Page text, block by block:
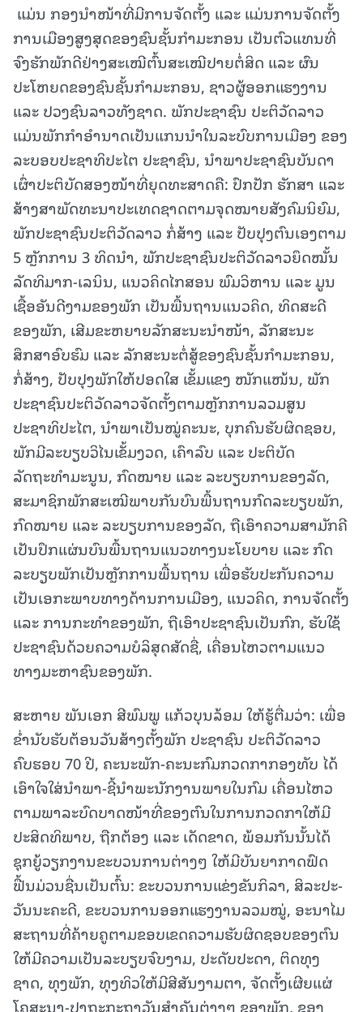
ແມ່ນ ກອງນໍາໜ້າທີ່ມີການຈັດຕັ້ງ ແລະ ແມ່ນການຈັດຕັ້ງ
ການເມືອງສູງສຸດຂອງຊົນຊັ້ນກຳມະກອນ ເປັນຕົວແທນທີ່
ຈົງຮັກພັກດີຢ່າງສະເໝີຕົ້ນສະເໝີປາຍຕໍ່ສິດ ແລະ ຜົນ
ປະໂຫຍດຂອງຊົນຊັ້ນກຳມະກອນ, ຊາວຜູ້ອອກແຮງງານ
ແລະ ປວງຊົນລາວທັງຊາດ. ພັກປະຊາຊົນ ປະຕິວັດລາວ
ແມ່ນພັກກຳອຳນາດເປັນແກນນໍາໃນລະບົບການເມືອງ ຂອງ
ລະບອບປະຊາທິປະໄຕ ປະຊາຊົນ, ນໍາພາປະຊາຊົນບັນດາ
ເຜົ່າປະຕິບັດສອງໜ້າທີ່ຍຸດທະສາດຄື: ປົກປັກ ຮັກສາ ແລະ
ສ້າງສາພັດທະນາປະເທດຊາດຕາມຈຸດໝາຍສັງຄົມນິຍົມ,
ພັກປະຊາຊົນປະຕິວັດລາວ ກໍ່ສ້າງ ແລະ ປັບປຸງຕົນເອງຕາມ
5 ຫຼັກການ 3 ທິດນໍາ, ພັກປະຊາຊົນປະຕິວັດລາວຍຶດໝັ້ນ
ລັດທິມາກ-ເລນິນ, ແນວຄິດໄກສອນ ພົມວິຫານ ແລະ ມູນ
ເຊື້ອອັນດີງາມຂອງພັກ ເປັນພື້ນຖານແນວຄິດ, ທິດສະດີ
ຂອງພັກ, ເສີມຂະຫຍາຍລັກສະນະນຳໜ້າ, ລັກສະນະ
ສຶກສາອົບຮົມ ແລະ ລັກສະນະຕໍ່ສູ້ຂອງຊົນຊັ້ນກຳມະກອນ,
ກໍ່ສ້າງ, ປັບປຸງພັກໃຫ້ປອດໃສ ເຂັ້ມແຂງ ໜັກແໜ້ນ, ພັກ
ປະຊາຊົນປະຕິວັດລາວຈັດຕັ້ງຕາມຫຼັກການລວມສູນ
ປະຊາທິປະໄຕ, ນໍາພາເປັນໝູ່ຄະນະ, ບຸກຄົນຮັບຜິດຊອບ,
ພັກມີລະບຽບວິໄນເຂັ້ມງວດ, ເຄົາລົບ ແລະ ປະຕິບັດ
ລັດຖະທຳມະນູນ, ກົດໝາຍ ແລະ ລະບຽບການຂອງລັດ,
ສະມາຊິກພັກສະເໝີພາບກັນບົນພື້ນຖານກົດລະບຽບພັກ,
ກົດໝາຍ ແລະ ລະບຽບການຂອງລັດ, ຖືເອົາຄວາມສາມັກຄີ
ເປັນປຶກແຜ່ນບົນພື້ນຖານແນວທາງນະໂຍບາຍ ແລະ ກົດ
ລະບຽບພັກເປັນຫຼັກການພື້ນຖານ ເພື່ອຮັບປະກັນຄວາມ
ເປັນເອກະພາບທາງດ້ານການເມືອງ, ແນວຄິດ, ການຈັດຕັ້ງ
ແລະ ການກະທໍາຂອງພັກ, ຖືເອົາປະຊາຊົນເປັນກົກ, ຮັບໃຊ້
ປະຊາຊົນດ້ວຍຄວາມບໍລິສຸດສັດຊື່, ເຄື່ອນໄຫວຕາມແນວ
ທາງມະຫາຊົນຂອງພັກ.
ສະຫາຍ ພັນເອກ ສີພົມພູ ແກ້ວບຸນລ້ອມ ໃຫ້ຮູ້ຕື່ມວ່າ: ເພື່ອ
ຂໍ່ານັບຮັບຕ້ອນວັນສ້າງຕັ້ງພັກ ປະຊາຊົນ ປະຕິວັດລາວ
ຄົບຮອບ 70 ປີ, ຄະນະພັກ-ຄະນະກົມກວດກາກອງທັບ ໄດ້
ເອົາໃຈໃສ່ນໍາພາ-ຊີ້ນໍາພະນັກງານພາຍໃນກົມ ເຄື່ອນໄຫວ
ຕາມພາລະບົດບາດໜ້າທີ່ຂອງຕົນໃນການກວດກາໃຫ້ມີ
ປະສິດທິພາບ, ຖືກຕ້ອງ ແລະ ເດັດຂາດ, ພ້ອມກັນນັ້ນໄດ້
ຊຸກຍູ້ວຽກງານຂະບວນການຕ່າງໆ ໃຫ້ມີບັນຍາກາດຟົດ
ຟື້ນມ່ວນຊື່ນເປັນຕົ້ນ: ຂະບວນການແຂ່ງຂັນກິລາ, ສິລະປະ-
ວັນນະຄະດີ, ຂະບວນການອອກແຮງງານລວມໝູ່, ອະນາໄມ
ສະຖານທີ່ຄ້າຍຄູຕາມຂອບເຂດຄວາມຮັບຜິດຊອບຂອງຕົນ
ໃຫ້ມີຄວາມເປັນລະບຽບຈົບງາມ, ປະດັບປະດາ, ຕິດທຸງ
ຊາດ, ທຸງພັກ, ທຸງທິວໃຫ້ມີສີສັນງາມຕາ, ຈັດຕັ້ງເຜີຍແຜ່
ໂຄສະນາ-ປາຖະກະຖາວັນສໍາຄັນຕ່າງໆ ຂອງພັກ, ຂອງ